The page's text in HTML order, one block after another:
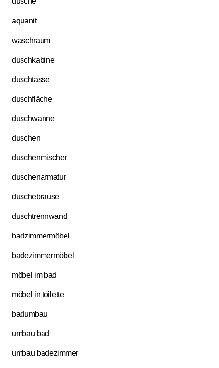
aquanit
waschraum
duschkabine
duschtasse
duschfläche
duschwanne
duschen
duschenmischer
duschenarmatur
duschebrause
duschtrennwand
badzimmermöbel
badezimmermöbel
möbel im bad
möbel in toilette
badumbau
umbau bad
umbau badezimmer